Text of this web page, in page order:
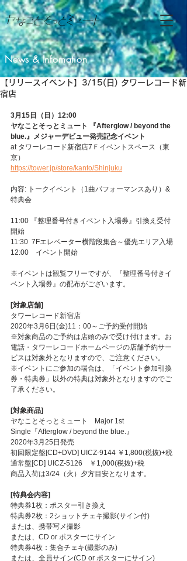
News & Infomation
【リリースイベント】3/15(日) タワーレコード新
宿店
3月15日（日）12:00
ヤなことそっとミュート 『Afterglow / beyond the
blue.』メジャーデビュー発売記念イベント
at タワーレコード新宿店7Ｆイベントスペース（東
京）
https://tower.jp/store/kanto/Shinjuku
内容: トークイベント（1曲パフォーマンスあり）&
特典会
11:00 『整理番号付きイベント入場券』引換え受付
開始
11:30  7Fエレベーター横階段集合～優先エリア入場
12:00　イベント開始
※イベントは観覧フリーですが、『整理番号付きイ
ベント入場券』の配布がございます。
[対象店舗]
タワーレコード新宿店
2020年3月6日(金)11：00～ご予約受付開始
※対象商品のご予約は店頭のみで受け付けます。お
電話・タワーレコードホームページの店舗予約サー
ビスは対象外となりますので、ご注意ください。
※イベントにご参加の場合は、「イベント参加引換
券・特典券」以外の特典は対象外となりますのでご
了承ください。
[対象商品]
ヤなことそっとミュート　Major 1st
Single『Afterglow / beyond the blue.』
2020年3月25日発売
初回限定盤[CD+DVD] UICZ-9144 ￥1,800(税抜)+税
通常盤[CD] UICZ-5126　￥1,000(税抜)+税
商品入荷は3/24（火）夕方目安となります。
[特典会内容]
特典券1枚：ポスター引き換え
特典券2枚：2ショットチェキ撮影(サイン付)
または、携帯写メ撮影
または、CD or ポスターにサイン
特典券4枚：集合チェキ(撮影のみ)
または、全員サイン(CD or ポスターにサイン)